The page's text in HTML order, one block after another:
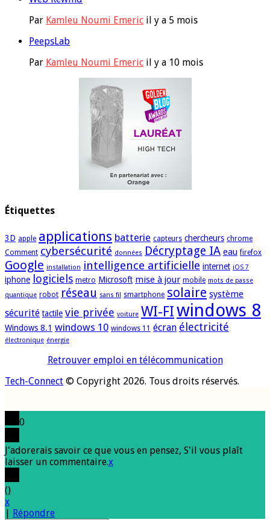
Par Kamleu Noumi Emeric il y a 5 mois
PeepsLab
Par Kamleu Noumi Emeric il y a 10 mois
Étiquettes
3D apple applications batterie capteurs chercheurs chrome
Comment cybersécurité données Décryptage IA eau firefox
Google installation intelligence artificielle internet iOS 7
iphone logiciels metro Microsoft mise à jour mobile mots de passe
quantique robot réseau sans fil smartphone solaire système
sécurité tactile vie privée voiture WI-FIwindows 8
Windows 8.1 windows 10 windows 11 écran électricité
électronique énergie
Retrouver emploi en télécommunication
Tech-Connect © Copyright 2026. Tous droits réservés.
0
J'adorerais savoir ce que vous en pensez, S'il vous plaît
laisser un commentaire.x
()
x
Répondre